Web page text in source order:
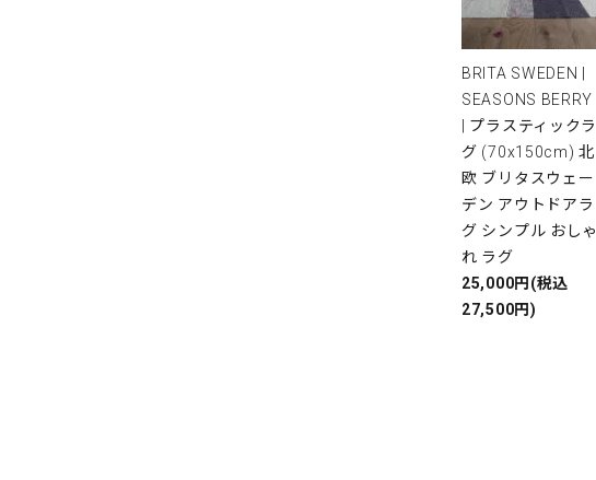
BRITA SWEDEN |
SEASONS BERRY
| プラスティックラ
グ (70x150cm) 北
欧 ブリタスウェー
デン アウトドアラ
グ シンプル おしゃ
れ ラグ
25,000円(税込
27,500円)